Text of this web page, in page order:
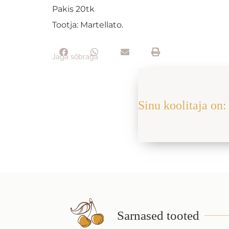
Pakis 20tk
Tootja: Martellato.
Jaga sõbraga
Sinu koolitaja on:
Sarnased tooted